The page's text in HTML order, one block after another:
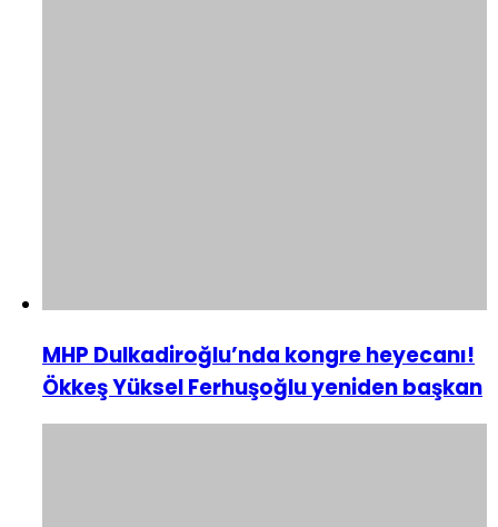
MHP Dulkadiroğlu’nda kongre heyecanı!
Ökkeş Yüksel Ferhuşoğlu yeniden başkan